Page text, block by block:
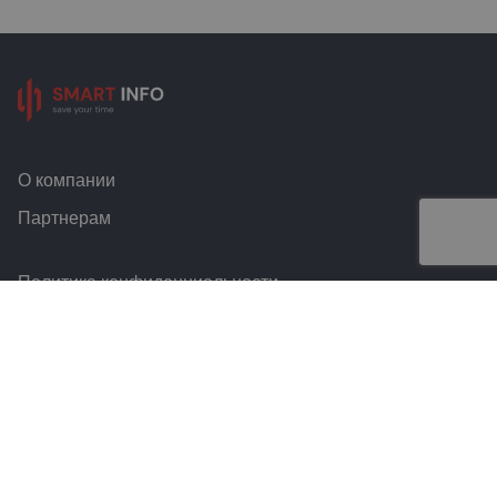
О компании
Партнерам
Политика конфиденциальности